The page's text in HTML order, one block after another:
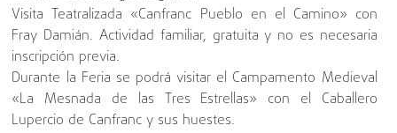
Visita Teatralizada «Canfranc Pueblo en el Camino» con
Fray Damián. Actividad familiar, gratuita y no es necesaria
inscripción previa.
Durante la Feria se podrá visitar el Campamento Medieval
«La Mesnada de las Tres Estrellas» con el Caballero
Lupercio de Canfranc y sus huestes.